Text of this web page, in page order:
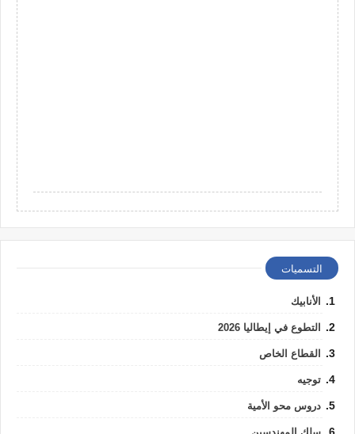
التسميات
الأنابيك
التطوع في إيطاليا 2026
القطاع الخاص
توجيه
دروس محو الأمية